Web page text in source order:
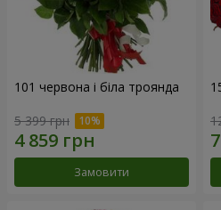
101 червона і біла троянда
5 399 грн
Замовити